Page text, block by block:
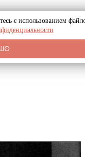
с использованием